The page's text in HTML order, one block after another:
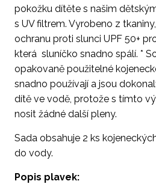
pokožku dítěte s našim
s UV filtrem. Vyrobeno z
ochranu proti slunci UPF 50+
která sluníčko snadno spálí. *
opakovaně použitelné
snadno používají a jsou
dítě ve vodě, protože s tímto
nosit žádné další pleny.
Sada obsahuje 2 ks
do vody.
Popis plavek: